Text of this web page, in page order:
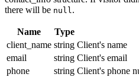
there will be null.
Name Type
client_name string Client's name
email
string Client's email
phone
string Client's phone